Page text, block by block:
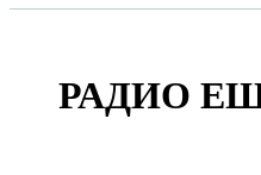
РАДИО